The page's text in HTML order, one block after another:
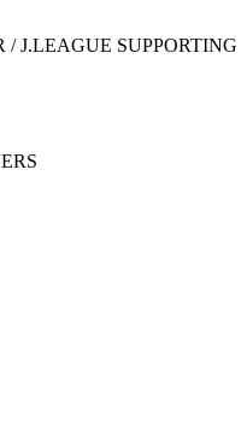
J.LEAGUE SUPPORTING